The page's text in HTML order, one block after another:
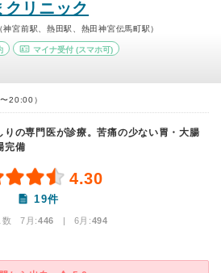
リニック
宮前駅、熱田駅、熱田神宮伝馬町駅）
マイナ受付 (スマホ可)
20:00）
りの専門医が診療。苦痛の少ない胃・大腸
完備
4.30
19件
数 7月:446 | 6月:494